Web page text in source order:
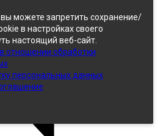
можете запретить сохранение/
в настройках своего
настоящий веб-сайт.
отношении обработки
персональных данных